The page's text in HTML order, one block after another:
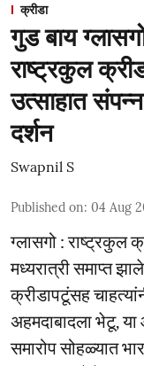
क्रीडा
गुड बाय
राष्ट्रकुल
उत्साहात
दर्शन
Swapnil S
Published on: 04 Aug
ग्लासगो : राष्ट्रकुल
मध्यरात्री समाप्त
क्रीडापटूंसह
अहमदाबादला भेटू, या
समारोप सोहळ्यात